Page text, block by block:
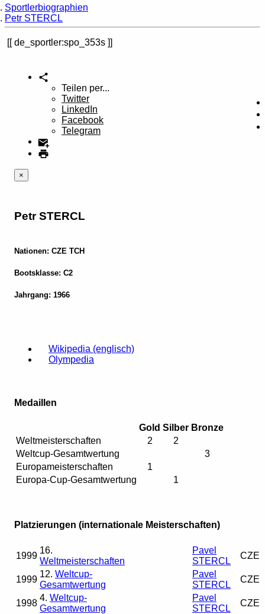
Sportlerbiographien
Petr STERCL
de_sportler:spo_353s
Teilen per...
Twitter
LinkedIn
Facebook
Telegram
×
Petr STERCL
Nationen: CZE TCH
Bootsklasse: C2
Jahrgang: 1966
Wikipedia (englisch)
Olympedia
Medaillen
Gold Silber Bronze
Weltmeisterschaften
2
2
Weltcup-Gesamtwertung
3
Europameisterschaften
1
Europa-Cup-Gesamtwertung
1
Platzierungen (internationale Meisterschaften)
1999
16.
Weltmeisterschaften
Pavel
STERCL
CZE
1999
12. Weltcup-
Gesamtwertung
Pavel
STERCL
CZE
1998
4. Weltcup-
Gesamtwertung
Pavel
STERCL
CZE